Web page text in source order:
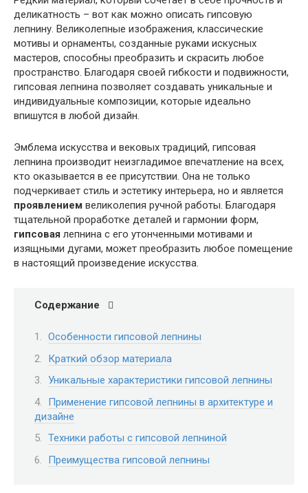
деликатность – вот как можно описать гипсовую
лепнину. Великолепные изображения, классические
мотивы и орнаменты, созданные руками искусных
мастеров, способны преобразить и скрасить любое
пространство. Благодаря своей гибкости и подвижности,
гипсовая лепнина позволяет создавать уникальные и
индивидуальные композиции, которые идеально
впишутся в любой дизайн.
Эмблема искусства и вековых традиций, гипсовая
лепнина производит неизгладимое впечатление на всех,
кто оказывается в ее присутствии. Она не только
подчеркивает стиль и эстетику интерьера, но и является
проявлением великолепия ручной работы. Благодаря
тщательной проработке деталей и гармонии форм,
гипсовая лепнина с его утонченными мотивами и
изящными дугами, может преобразить любое помещение
в настоящий произведение искусства.
Содержание
Особенности гипсовой лепнины
Краткий обзор материала
Уникальные характеристики гипсовой лепнины
Применение гипсовой лепнины в архитектуре и
дизайне
Техники работы с гипсовой лепниной
Преимущества гипсовой лепнины